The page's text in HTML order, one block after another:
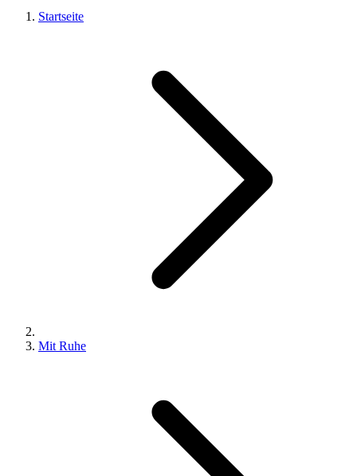
Startseite
Mit Ruhe